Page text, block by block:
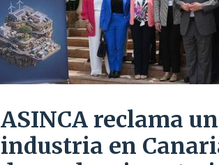
ASINCA reclama
industria en